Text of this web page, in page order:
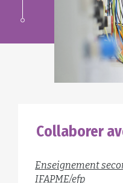
Collaborer
Enseignement
IFAPME/efp